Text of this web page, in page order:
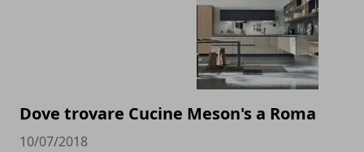
Dove trovare Cucine Meson's a Roma
10/07/2018